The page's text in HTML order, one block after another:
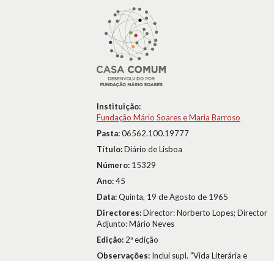
Instituição:
Fundação Mário Soares e Maria Barroso
Pasta:06562.100.19777
Título:Diário de Lisboa
Número: 15329
Ano:45
Data:Quinta, 19 de Agosto de 1965
Directores:Director: Norberto Lopes; Director
Adjunto: Mário Neves
Edição: 2ª edição
Observações: Inclui supl. "Vida Literária e